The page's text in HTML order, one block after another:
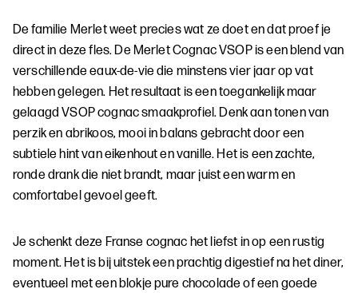
De familie Merlet weet precies wat ze doet en dat proef je
direct in deze fles. De Merlet Cognac VSOP is een blend van
verschillende eaux-de-vie die minstens vier jaar op vat
hebben gelegen. Het resultaat is een toegankelijk maar
gelaagd VSOP cognac smaakprofiel. Denk aan tonen van
perzik en abrikoos, mooi in balans gebracht door een
subtiele hint van eikenhout en vanille. Het is een zachte,
ronde drank die niet brandt, maar juist een warm en
comfortabel gevoel geeft.
Je schenkt deze Franse cognac het liefst in op een rustig
moment. Het is bij uitstek een prachtig digestief na het diner,
eventueel met een blokje pure chocolade of een goede